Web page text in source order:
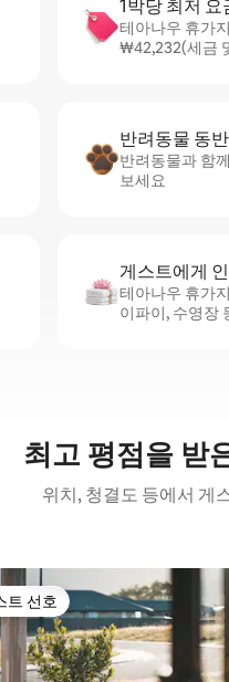
1박당 최저 요
테아나우 휴가
₩42,232(세금
반려동물 동
반려동물과 함
보세요
게스트에게
테아나우 휴가
이파이, 수영장
최고 평점을 받
위치, 청결도 등에서 게
스트 선호
트 선호